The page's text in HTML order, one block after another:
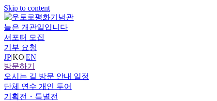
Skip to content
늘은 개관일입니다
서포터 모집
기부 요청
JP|KO|EN
방문하기
오시는 길 방문 안내 일정
단체 연수 개인 투어
기획전・특별전